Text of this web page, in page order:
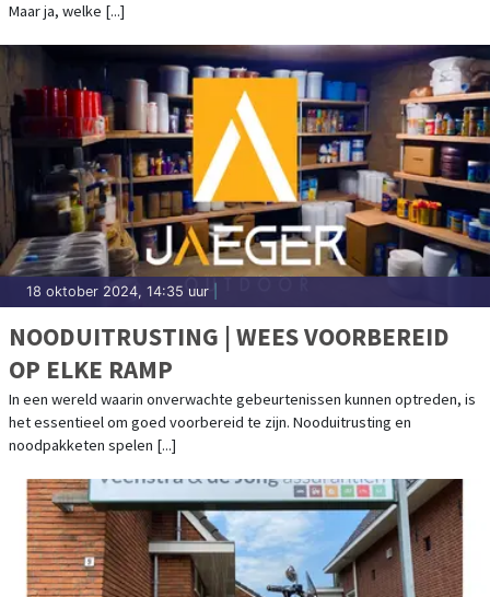
Maar ja, welke [...]
18 oktober 2024, 14:35 uur
NOODUITRUSTING | WEES VOORBEREID
OP ELKE RAMP
In een wereld waarin onverwachte gebeurtenissen kunnen optreden, is
het essentieel om goed voorbereid te zijn. Nooduitrusting en
noodpakketen spelen [...]